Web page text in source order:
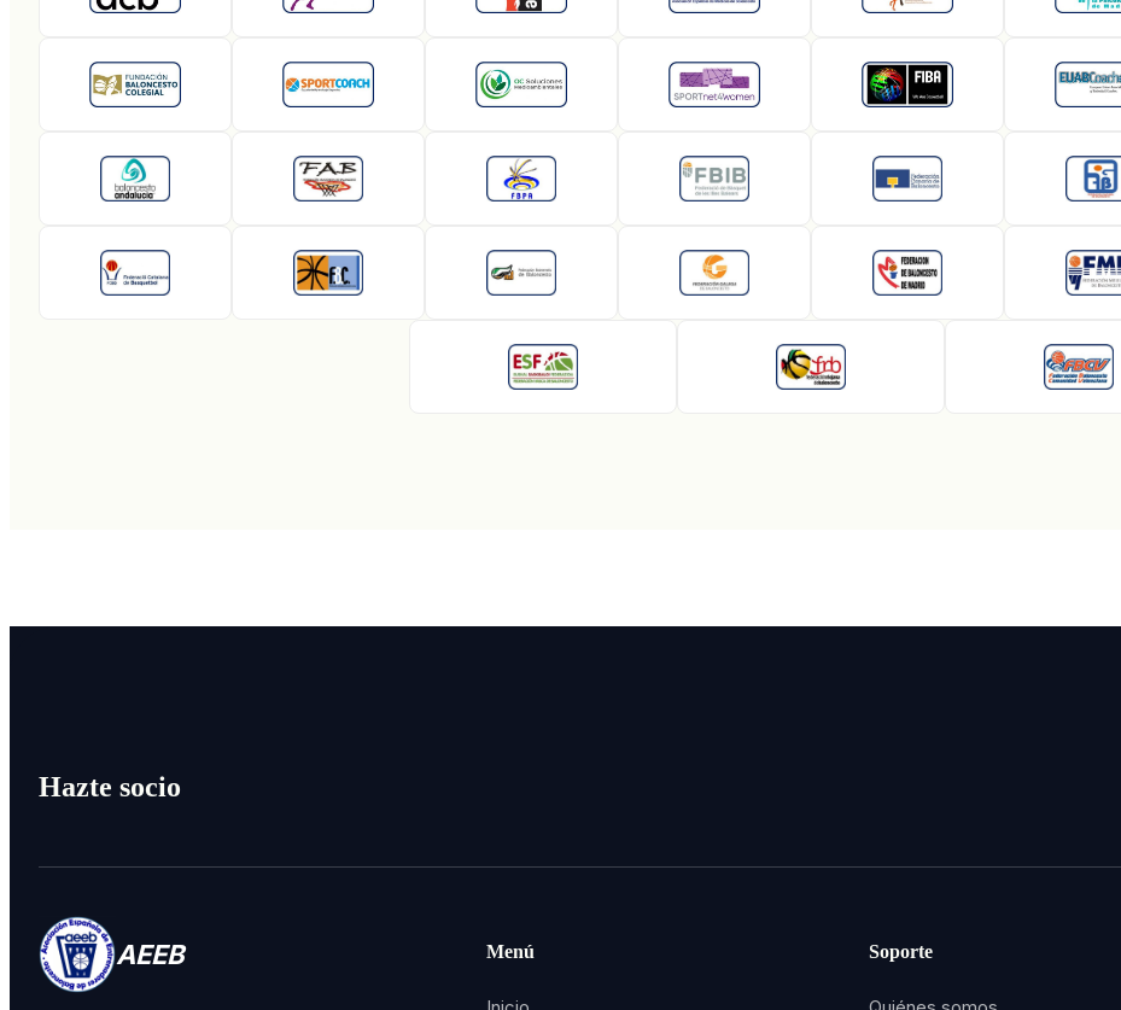
Hazte socio
AEEB Menú Soporte